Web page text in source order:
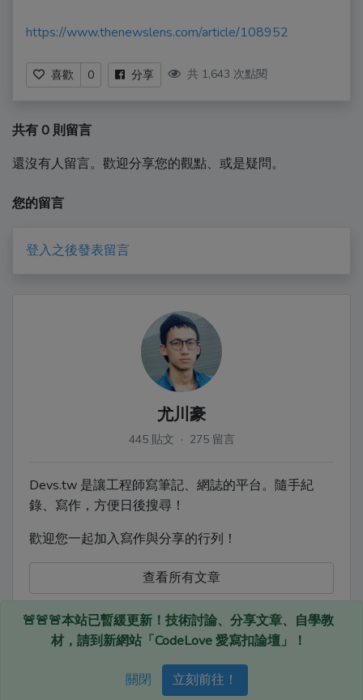
https://www.thenewslens.com/article/108952
喜歡 0 分享 共 1,643 次點閱
共有 0 則留言
還沒有人留言。歡迎分享您的觀點、或是疑問。
您的留言
登入之後發表留言
尤川豪
445 貼文 · 275 留言
Devs.tw 是讓工程師寫筆記、網誌的平台。隨手紀
錄、寫作，方便日後搜尋！
歡迎您一起加入寫作與分享的行列！
查看所有文章
🚨🚨🚨本站已暫緩更新！技術討論、分享文章、自學教
材，請到新網站「CodeLove 愛寫扣論壇」！
關閉 立刻前往！